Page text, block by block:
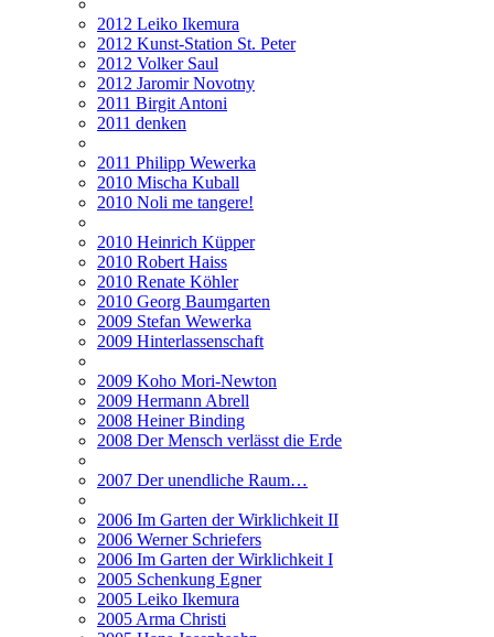
2012 Leiko Ikemura
2012 Kunst-Station St. Peter
2012 Volker Saul
2012 Jaromir Novotny
2011 Birgit Antoni
2011 denken
2011 Philipp Wewerka
2010 Mischa Kuball
2010 Noli me tangere!
2010 Heinrich Küpper
2010 Robert Haiss
2010 Renate Köhler
2010 Georg Baumgarten
2009 Stefan Wewerka
2009 Hinterlassenschaft
2009 Koho Mori-Newton
2009 Hermann Abrell
2008 Heiner Binding
2008 Der Mensch verlässt die Erde
2007 Der unendliche Raum…
2006 Im Garten der Wirklichkeit II
2006 Werner Schriefers
2006 Im Garten der Wirklichkeit I
2005 Schenkung Egner
2005 Leiko Ikemura
2005 Arma Christi